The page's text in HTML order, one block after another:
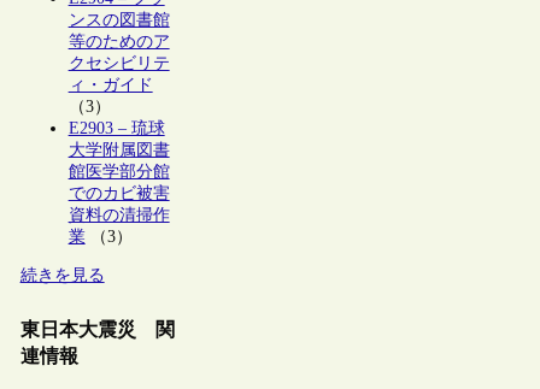
ンスの図書館
等のためのア
クセシビリテ
ィ・ガイド
（3）
E2903 – 琉球
大学附属図書
館医学部分館
でのカビ被害
資料の清掃作
業（3）
続きを見る
東日本大震災 関
連情報